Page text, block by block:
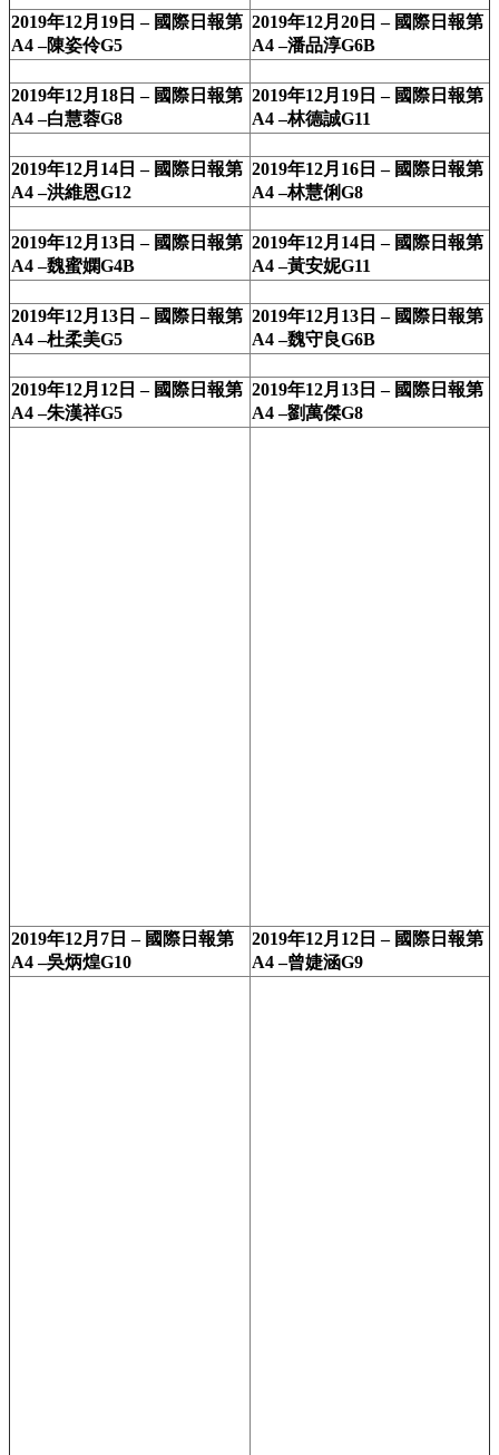
2019年12月19日 – 國際日報第
A4 –陳姿伶G5
2019年12月20日 – 國際日報第
A4 –潘品淳G6B
2019年12月18日 – 國際日報第
A4 –白慧蓉G8
2019年12月19日 – 國際日報第
A4 –林德誠G11
2019年12月14日 – 國際日報第
A4 –洪維恩G12
2019年12月16日 – 國際日報第
A4 –林慧俐G8
2019年12月13日 – 國際日報第
A4 –魏蜜嫻G4B
2019年12月14日 – 國際日報第
A4 –黃安妮G11
2019年12月13日 – 國際日報第
A4 –杜柔美G5
2019年12月13日 – 國際日報第
A4 –魏守良G6B
2019年12月12日 – 國際日報第
A4 –朱漢祥G5
2019年12月13日 – 國際日報第
A4 –劉萬傑G8
2019年12月7日 – 國際日報第
A4 –吳炳煌G10
2019年12月12日 – 國際日報第
A4 –曾婕涵G9